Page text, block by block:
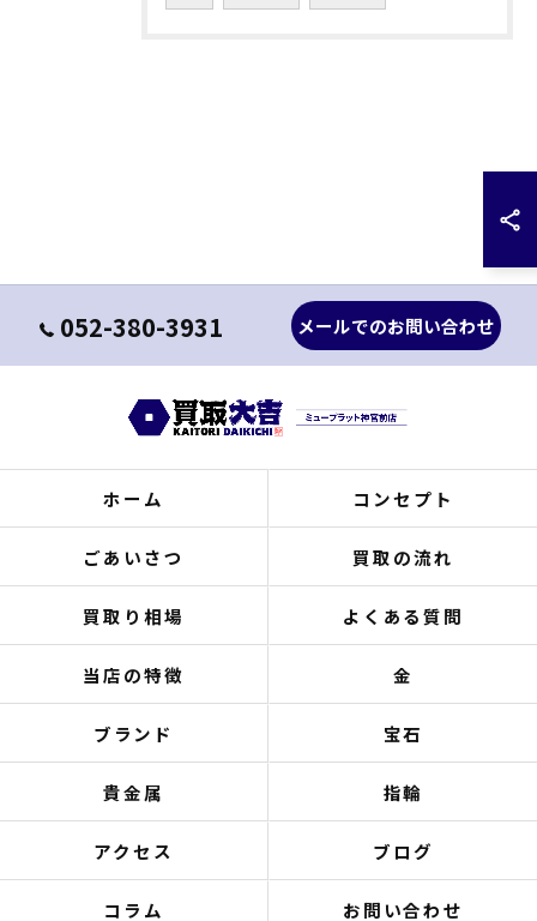
052-380-3931 メールでのお問い合わせ
ホーム コンセプト
ごあいさつ 買取の流れ
買取り相場 よくある質問
当店の特徴 金
ブランド 宝石
貴金属 指輪
アクセス ブログ
コラム お問い合わせ